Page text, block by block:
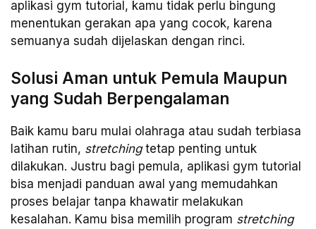
aplikasi gym tutorial, kamu tidak perlu bingung
menentukan gerakan apa yang cocok, karena
semuanya sudah dijelaskan dengan rinci.
Solusi Aman untuk Pemula Maupun
yang Sudah Berpengalaman
Baik kamu baru mulai olahraga atau sudah terbiasa
latihan rutin, stretchingtetap penting untuk
dilakukan. Justru bagi pemula, aplikasi gym tutorial
bisa menjadi panduan awal yang memudahkan
proses belajar tanpa khawatir melakukan
kesalahan. Kamu bisa memilih program stretching